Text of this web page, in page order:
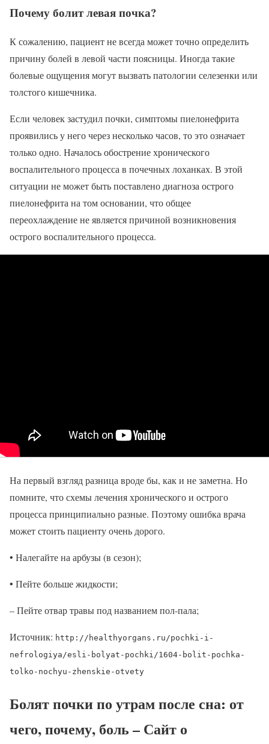
Почему болит левая почка?
К сожалению, пациент не всегда может точно определить
причину болей в левой части поясницы. Иногда такие
болевые ощущения могут вызвать патологии селезенки или
толстого кишечника.
Если человек застудил почки, симптомы пиелонефрита
проявились у него через несколько часов, то это означает
только одно. Началось обострение хронического
воспалительного процесса в почечных лоханках. В этой
ситуации не может быть поставлено диагноза острого
пиелонефрита на том основании, что общее
переохлаждение не является причиной возникновения
острого воспалительного процесса.
На первый взгляд разница вроде бы, как и не заметна. Но
помните, что схемы лечения хронического и острого
процесса принципиально разные. Поэтому ошибка врача
может стоить пациенту очень дорого.
• Налегайте на арбузы (в сезон);
• Пейте больше жидкости;
– Пейте отвар травы под названием пол-пала;
Источник: http://healthyorgans.ru/pochki-i-
nefrologiya/esli-bolyat-pochki/1604-bolit-pochka-
tolko-nochyu-zhenskie-otvety
Болят почки по утрам после сна: от
чего, почему, боль – Сайт о